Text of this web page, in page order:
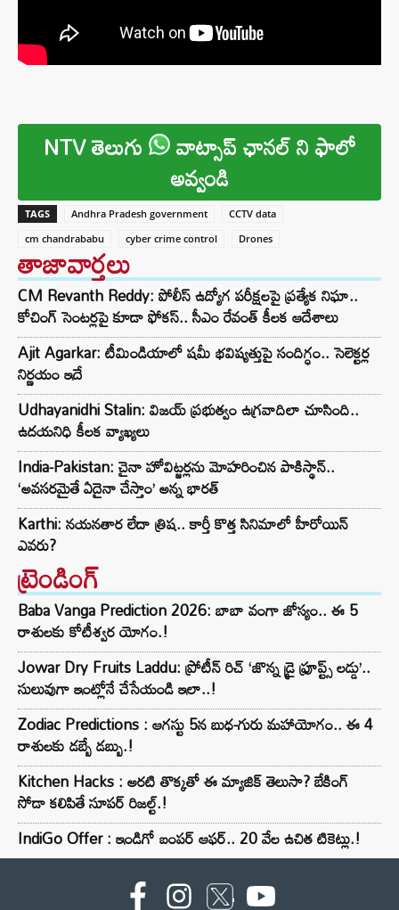
NTV తెలుగు వాట్సాప్ ఛానల్ ని ఫాలో
అవ్వండి
TAGS Andhra Pradesh government
CCTV data
cm chandrababu
cyber crime control Drones
తాజావార్తలు
CM Revanth Reddy: పోలీస్ ఉద్యోగ పరీక్షలపై ప్రత్యేక నిఘా..
కోచింగ్ సెంటర్లపై కూడా ఫోకస్.. సీఎం రేవంత్ కీలక ఆదేశాలు
Ajit Agarkar: టీమిండియాలో షమీ భవిష్యత్తుపై సందిగ్ధం.. సెలెక్టర్ల
నిర్ణయం ఇదే
Udhayanidhi Stalin: విజయ్ ప్రభుత్వం ఉగ్రవాదిలా చూసింది..
ఉదయనిధి కీలక వ్యాఖ్యలు
India-Pakistan: చైనా హోవిట్జర్లను మోహరించిన పాకిస్థాన్..
‘అవసరమైతే ఏదైనా చేస్తాం’ అన్న భారత్
Karthi: నయనతార లేదా త్రిష.. కార్తీ కొత్త సినిమాలో హీరోయిన్
ఎవరు?
ట్రెండింగ్‌
Baba Vanga Prediction 2026: బాబా వంగా జోస్యం.. ఈ 5
రాశులకు కోటీశ్వర యోగం.!
Jowar Dry Fruits Laddu: ప్రోటీన్ రిచ్ ‘జొన్న డ్రై ఫ్రూప్ట్స్ లడ్డు’..
సులువుగా ఇంట్లోనే చేసేయండి ఇలా..!
Zodiac Predictions : ఆగస్టు 5న బుధ-గురు మహాయోగం.. ఈ 4
రాశులకు డబ్బే డబ్బు.!
Kitchen Hacks : అరటి తొక్కతో ఈ మ్యాజిక్ తెలుసా? బేకింగ్
సోడా కలిపితే సూపర్ రిజల్ట్.!
IndiGo Offer : ఇండిగో బంపర్ ఆఫర్.. 20 వేల ఉచిత టికెట్లు.!